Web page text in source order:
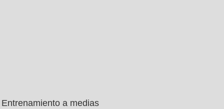
Entrenamiento a medias